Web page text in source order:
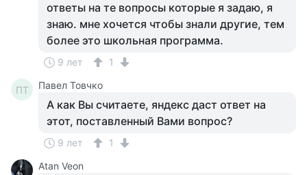
ответы на те вопросы которые я задаю, я
знаю. мне хочется чтобы знали другие, тем
более это школьная программа.
9 лет 1
ПТ Павел Товчко
А как Вы считаете, яндекс даст ответ на
этот, поставленный Вами вопрос?
9 лет
1
Atan Veon